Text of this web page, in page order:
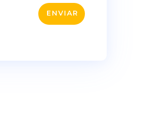
ENVIAR